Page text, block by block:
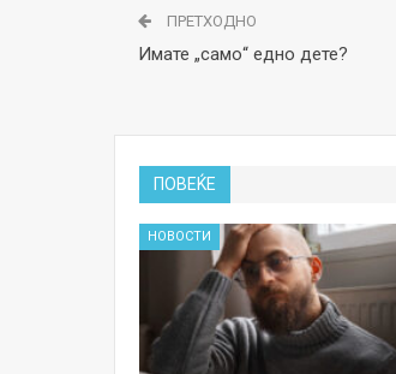
ПРЕТХОДНО
Имате „само“ едно дете?
ПОВЕЌЕ
НОВОСТИ